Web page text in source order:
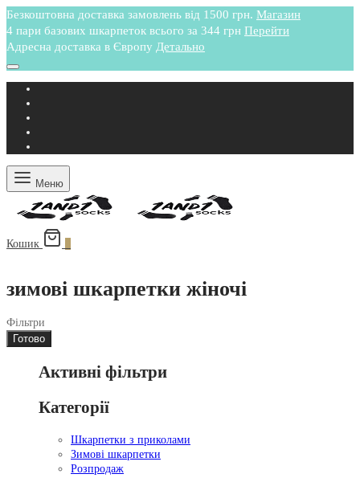
Безкоштовна доставка замовлень від 1500 грн. Магазин
4 пари базових шкарпеток всього за 344 грн Перейти
Адресна доставка в Європу Детально
Меню
Кошик
зимові шкарпетки жіночі
Фільтри
Готово
Активні фільтри
Категорії
Шкарпетки з приколами
Зимові шкарпетки
Розпродаж